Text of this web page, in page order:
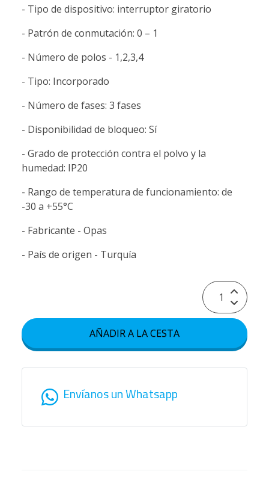
- Tipo de dispositivo: interruptor giratorio
- Patrón de conmutación: 0 – 1
- Número de polos - 1,2,3,4
- Tipo: Incorporado
- Número de fases: 3 fases
- Disponibilidad de bloqueo: Sí
- Grado de protección contra el polvo y la
humedad: IP20
- Rango de temperatura de funcionamiento: de
-30 a +55°C
- Fabricante - Opas
- País de origen - Turquía
AÑADIR A LA CESTA
Envíanos un Whatsapp